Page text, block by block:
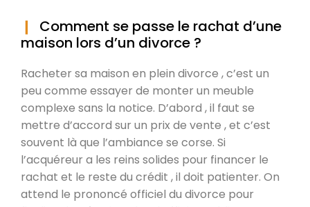
Comment se passe le rachat d’une
maison lors d’un divorce ?
Racheter sa maison en plein divorce , c’est un
peu comme essayer de monter un meuble
complexe sans la notice. D’abord , il faut se
mettre d’accord sur un prix de vente , et c’est
souvent là que l’ambiance se corse. Si
l’acquéreur a les reins solides pour financer le
rachat et le reste du crédit , il doit patienter. On
attend le prononcé officiel du divorce pour